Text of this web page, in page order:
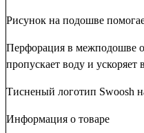
Рисунок на подошве
Перфорация в межподошве
пропускает воду и ускоряет
Тисненый логотип Swoosh
Информация о товаре